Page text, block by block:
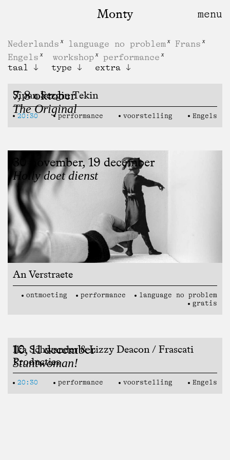
Monty
Nederlands language no problem
Frans
Engels
workshop
performance
taal
type extra
7, 8 oktober
The Original
Sîpan Sezgin Tekin
20:30 performance voorstelling Engels
30 november, 19 december
Holly doet dienst
An Verstraete
ontmoeting performance
language no problem
gratis
10, 11 december
Stuntwoman!
Ika Schwander & Lizzy Deacon / Frascati
Producties
20:30 performance voorstelling Engels